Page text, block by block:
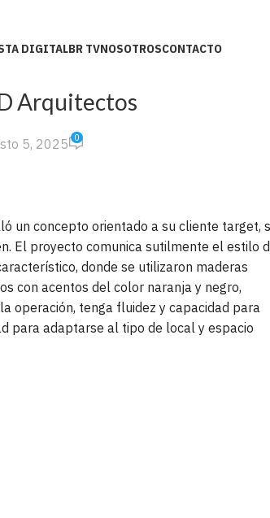
DIGITALBR TVNOSOTROSCONTACTO
Arquitectos
5, 2025 0
un concepto orientado a su cliente target,
El proyecto comunica sutilmente el estilo
donde se utilizaron maderas
con acentos del color naranja y negro,
operación, tenga fluidez y capacidad para
para adaptarse al tipo de local y espacio